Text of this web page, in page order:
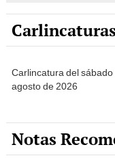
Carlincaturas
Carlincatura del sábado
agosto de 2026
Notas